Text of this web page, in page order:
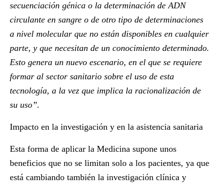
secuenciación génica o la determinación de ADN
circulante en sangre o de otro tipo de determinaciones
a nivel molecular que no están disponibles en cualquier
parte, y que necesitan de un conocimiento determinado.
Esto genera un nuevo escenario, en el que se requiere
formar al sector sanitario sobre el uso de esta
tecnología, a la vez que implica la racionalización de
su uso”.
Impacto en la investigación y en la asistencia sanitaria
Esta forma de aplicar la Medicina supone unos
beneficios que no se limitan solo a los pacientes, ya que
está cambiando también la investigación clínica y